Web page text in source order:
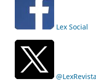
Lex Social
@LexRevista